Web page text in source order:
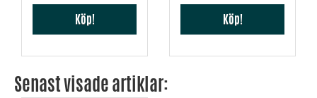
Köp! Köp!
Senast visade artiklar: